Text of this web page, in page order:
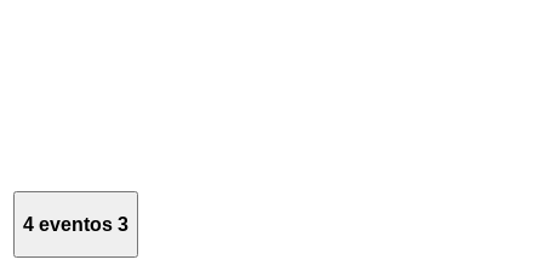
4 eventos 3